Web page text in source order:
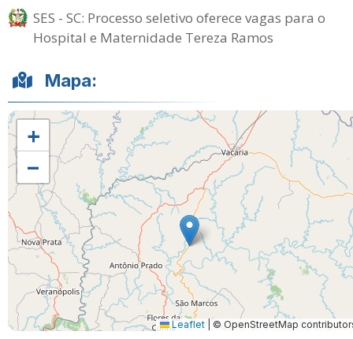
SES - SC: Processo seletivo oferece vagas para o
Hospital e Maternidade Tereza Ramos
Mapa:
+
−
Leaflet © OpenStreetMap